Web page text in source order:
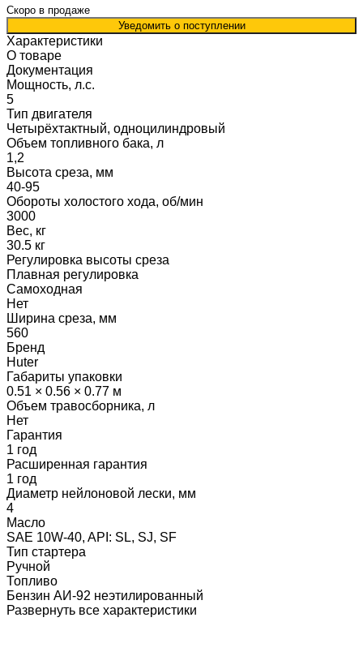
Скоро в продаже
Уведомить о поступлении
Характеристики
О товаре
Документация
Мощность, л.с.
5
Тип двигателя
Четырёхтактный, одноцилиндровый
Объем топливного бака, л
1,2
Высота среза, мм
40-95
Обороты холостого хода, об/мин
3000
Вес, кг
30.5 кг
Регулировка высоты среза
Плавная регулировка
Самоходная
Нет
Ширина среза, мм
560
Бренд
Huter
Габариты упаковки
0.51 × 0.56 × 0.77 м
Объем травосборника, л
Нет
Гарантия
1 год
Расширенная гарантия
1 год
Диаметр нейлоновой лески, мм
4
Масло
SAE 10W-40, API: SL, SJ, SF
Тип стартера
Ручной
Топливо
Бензин АИ-92 неэтилированный
Развернуть все характеристики